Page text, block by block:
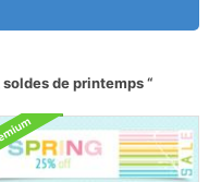
soldes de printemps